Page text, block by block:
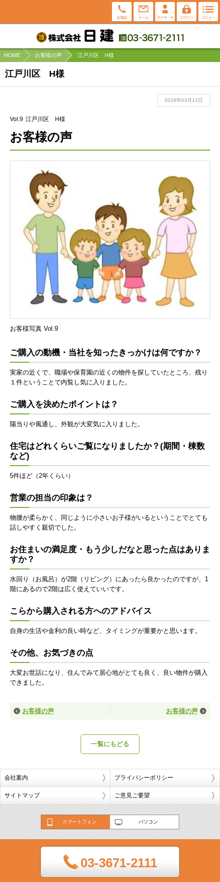
HOME お客様の声 江戸川区 H様
江戸川区 H様
2018年03月12日
Vol.9 江戸川区 H様
お客様の声
お客様写真 Vol.9
ご購入の動機・当社を知ったきっかけは何ですか？
実家の近くで、職場や保育園の近くの物件を探していたところ、残り
１件ということで内覧し気に入りました。
ご購入を決めたポイントは？
陽当りや風通し、外観が大変気に入りました。
住宅はどれくらいご覧になりましたか？(期間・棟数
など)
5件ほど（2年くらい）
営業の担当の印象は？
物腰が柔らかく、同じように小さいお子様がいるということでとても
話しやすく親切でした。
お住まいの満足度・もう少しだなと思った点はありま
すか？
水回り（お風呂）が2階（リビング）にあったら良かったのですが、1
階にあるので2階は広く使えていいです。
こらから購入される方へのアドバイス
自身の生活や金利の良い時など、タイミングが重要かと思います。
その他、お気づきの点
大変お世話になり、住んでみて居心地がとても良く、良い物件が購入
できました。
お客様の声 お客様の声
一覧にもどる
会社案内 プライバシーポリシー
サイトマップ ご意見ご要望
スマートフォン パソコン
03-3671-2111